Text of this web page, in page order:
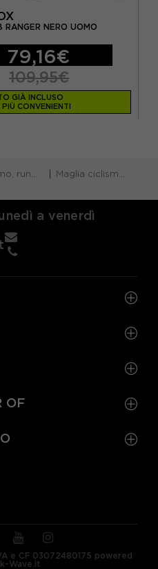
RANGER NERO UOMO
79,16€
109,95€
GIÀ INCLUSO
CONVENIENTI
e piscina
Maglia ciclismo m/corta
a venerdì
OF
e CF 03072480175 powered
Wave.it